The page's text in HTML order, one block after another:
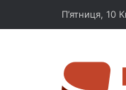
П’ятниця, 10